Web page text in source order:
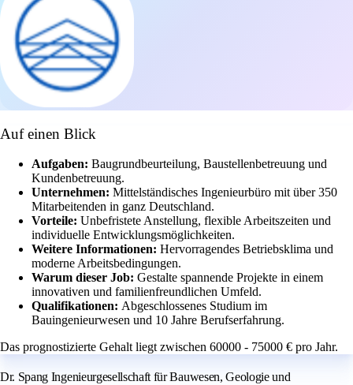
Auf einen Blick
Aufgaben: Baugrundbeurteilung, Baustellenbetreuung und
Kundenbetreuung.
Unternehmen: Mittelständisches Ingenieurbüro mit über 350
Mitarbeitenden in ganz Deutschland.
Vorteile: Unbefristete Anstellung, flexible Arbeitszeiten und
individuelle Entwicklungsmöglichkeiten.
Weitere Informationen: Hervorragendes Betriebsklima und
moderne Arbeitsbedingungen.
Warum dieser Job: Gestalte spannende Projekte in einem
innovativen und familienfreundlichen Umfeld.
Qualifikationen: Abgeschlossenes Studium im
Bauingenieurwesen und 10 Jahre Berufserfahrung.
Das prognostizierte Gehalt liegt zwischen 60000 - 75000 € pro Jahr.
Dr. Spang Ingenieurgesellschaft für Bauwesen, Geologie und